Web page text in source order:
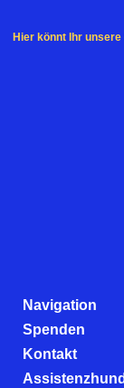
Hier könnt Ihr
Navigation
Spenden
Kontakt